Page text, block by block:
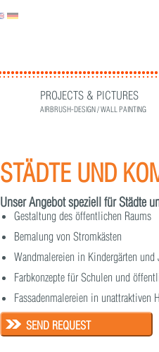
English
PROJECTS & PICTURES
AIRBRUSH-DESIGN / WALL PAINTING
STÄDTE UND
Unser Angebot speziell für Städte
Gestaltung des öffentlichen Raums
Bemalung von Stromkästen
Wandmalereien in Kindergärten und
Farbkonzepte für Schulen und
Fassadenmalereien in unattraktiven
SEND REQUEST